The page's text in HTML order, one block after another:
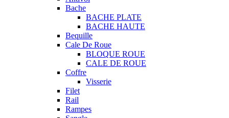
Bache
BACHE PLATE
BACHE HAUTE
Bequille
Cale De Roue
BLOQUE ROUE
CALE DE ROUE
Coffre
Visserie
Filet
Rail
Rampes